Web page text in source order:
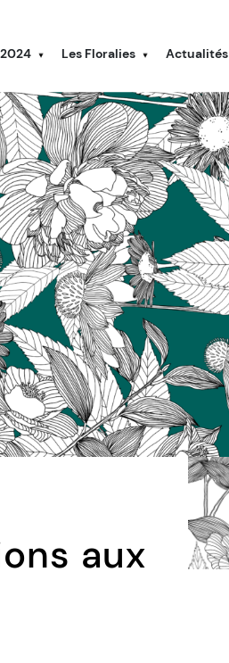
Les Floralies Actualités
aux